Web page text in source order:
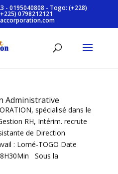
- 0195040808 - Togo: (+228)
0798212121
Administrative
spécialisé dans le
RH, Intérim. recrute
de Direction
: Lomé-TOGO Date
Sous la